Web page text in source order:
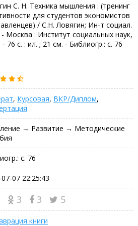
С. Н. Техника мышления : (тренинг
для студентов экономистов
/ С.Н. Ловягин; Ин-т социал.
- Москва : Институт социальных наук,
- 76 с. : ил. ; 21 см. - Библиогр.: с. 76
, Курсовая, ВКР/Диплом,
→ Развитие → Методические
с. 76
07 22:25:43
3 3 5
книги